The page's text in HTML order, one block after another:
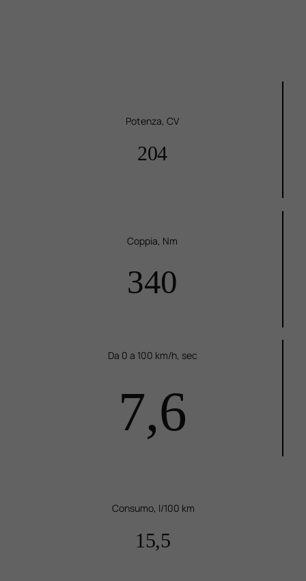
Potenza, CV
204
Coppia, Nm
340
Da 0 a 100 km/h, sec
7,6
Consumo, l/100 km
15,5